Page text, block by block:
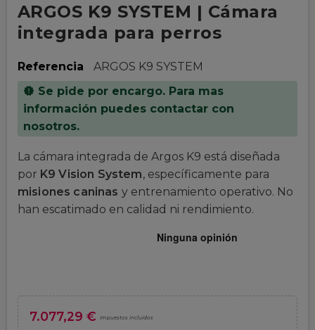
ARGOS K9 SYSTEM | Cámara
integrada para perros
Referencia ARGOS K9 SYSTEM
new_releases Se pide por encargo. Para mas
información puedes contactar con
nosotros.
La cámara integrada de Argos K9 está diseñada
por K9 Vision System, específicamente para
misiones caninas y entrenamiento operativo. No
han escatimado en calidad ni rendimiento.
7.077,29 € Impuestos incluidos